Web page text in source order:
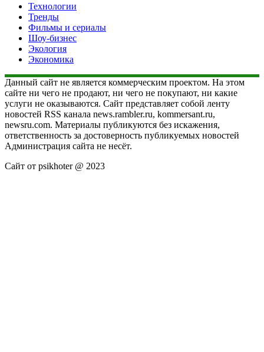
Технологии
Тренды
Фильмы и сериалы
Шоу-бизнес
Экология
Экономика
Данный сайт не является коммерческим проектом. На этом
сайте ни чего не продают, ни чего не покупают, ни какие
услуги не оказываются. Сайт представляет собой ленту
новостей RSS канала news.rambler.ru, kommersant.ru,
newsru.com. Материалы публикуются без искажения,
ответственность за достоверность публикуемых новостей
Администрация сайта не несёт.
Сайт от psikhoter @ 2023